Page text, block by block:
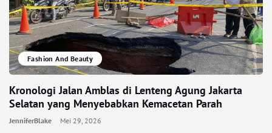
Fashion And Beauty
Kronologi Jalan Amblas di Lenteng Agung Jakarta
Selatan yang Menyebabkan Kemacetan Parah
JenniferBlake Mei 29, 2026